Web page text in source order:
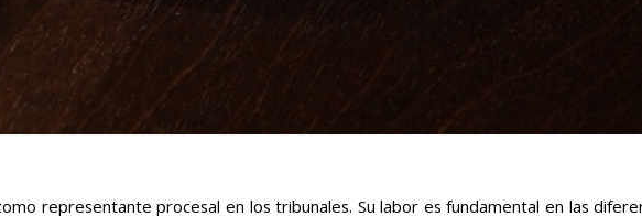
representante procesal en los tribunales. Su labor es fundamental en las